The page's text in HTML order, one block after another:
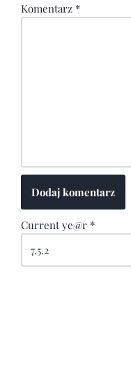
Komentarz *
Current ye@r *